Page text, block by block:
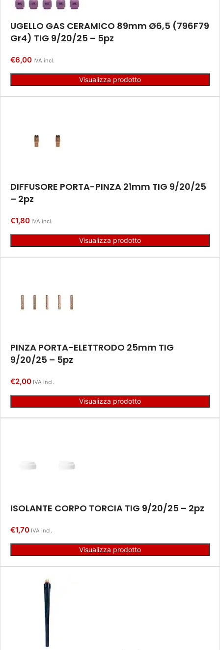
UGELLO GAS CERAMICO 89mm Ø6,5 (796F79
Gr4) TIG 9/20/25 – 5pz
€6,00 IVA incl.
Visualizza prodotto
DIFFUSORE PORTA-PINZA 21mm TIG 9/20/25
– 2pz
€1,80 IVA incl.
Visualizza prodotto
PINZA PORTA-ELETTRODO 25mm TIG
9/20/25 – 5pz
€2,00 IVA incl.
Visualizza prodotto
ISOLANTE CORPO TORCIA TIG 9/20/25 – 2pz
€1,70 IVA incl.
Visualizza prodotto